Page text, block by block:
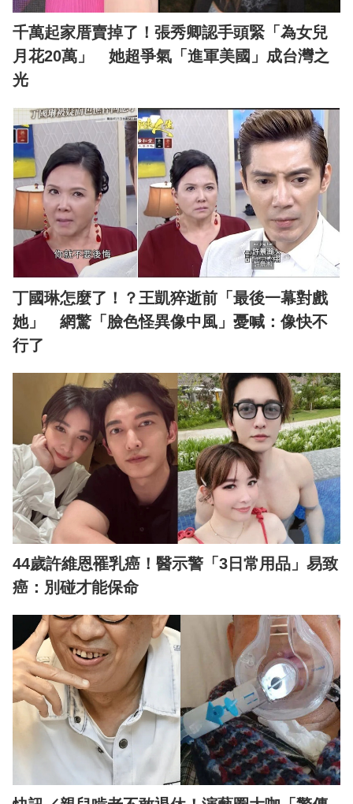
千萬起家厝賣掉了！張秀卿認手頭緊「為女兒
月花20萬」 她超爭氣「進軍美國」成台灣之
光
丁國琳怎麼了！？王凱猝逝前「最後一幕對戲
她」 網驚「臉色怪異像中風」憂喊：像快不
行了
44歲許維恩罹乳癌！醫示警「3日常用品」易致
癌：別碰才能保命